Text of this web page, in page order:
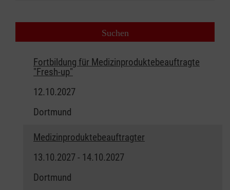
Fortbildung für Medizinproduktebeauftragte
"Fresh-up"
12.10.2027
Dortmund
Medizinproduktebeauftragter
13.10.2027 - 14.10.2027
Dortmund